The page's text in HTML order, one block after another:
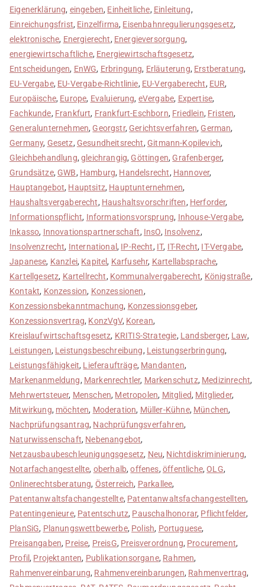
Eigenerklärung, eingeben, Einheitliche, Einleitung,
Einreichungsfrist, Einzelfirma, Eisenbahnregulierungsgesetz,
elektronische, Energierecht, Energieversorgung,
energiewirtschaftliche, Energiewirtschaftsgesetz,
Entscheidungen, EnWG, Erbringung, Erläuterung, Erstberatung,
EU-Vergabe, EU-Vergabe-Richtlinie, EU-Vergaberecht, EUR,
Europäische, Europe, Evaluierung, eVergabe, Expertise,
Fachkunde, Frankfurt, Frankfurt-Eschborn, Friedlein, Fristen,
Generalunternehmen, Georgstr, Gerichtsverfahren, German,
Germany, Gesetz, Gesundheitsrecht, Gitmann-Kopilevich,
Gleichbehandlung,gleichrangig, Göttingen, Grafenberger,
Grundsätze, GWB, Hamburg, Handelsrecht, Hannover,
Hauptangebot, Hauptsitz, Hauptunternehmen,
Haushaltsvergaberecht, Haushaltsvorschriften, Herforder,
Informationspflicht, Informationsvorsprung, Inhouse-Vergabe,
Inkasso, Innovationspartnerschaft, InsO, Insolvenz,
Insolvenzrecht, International , IP-Recht, IT, IT-Recht, IT-Vergabe,
Japanese, Kanzlei, Kapitel, Karfusehr, Kartellabsprache,
Kartellgesetz, Kartellrecht, Kommunalvergaberecht, Königstraße,
Kontakt, Konzession, Konzessionen,
Konzessionsbekanntmachung, Konzessionsgeber,
Konzessionsvertrag, KonzVgV, Korean,
Kreislaufwirtschaftsgesetz, KRITIS-Strategie, Landsberger, Law,
Leistungen, Leistungsbeschreibung, Leistungserbringung,
Leistungsfähigkeit, Lieferaufträge, Mandanten,
Markenanmeldung, Markenrechtler, Markenschutz, Medizinrecht,
Mehrwertsteuer, Menschen, Metropolen, Mitglied, Mitglieder,
Mitwirkung, möchten, Moderation, Müller-Kühne, München,
Nachprüfungsantrag, Nachprüfungsverfahren,
Naturwissenschaft, Nebenangebot,
Netzausbaubeschleunigungsgesetz, Neu, Nichtdiskriminierung,
Notarfachangestellte, oberhalb,offenes,öffentliche,OLG,
Onlinerechtsberatung, Österreich, Parkallee,
Patentanwaltsfachangestellte, Patentanwaltsfachangestellten,
Patentingenieure, Patentschutz, Pauschalhonorar, Pflichtfelder,
PlanSiG, Planungswettbewerbe, Polish, Portuguese,
Preisangaben, Preise, PreisG, Preisverordnung, Procurement,
Profil, Projektanten, Publikationsorgane, Rahmen,
Rahmenvereinbarung, Rahmenvereinbarungen, Rahmenvertrag,